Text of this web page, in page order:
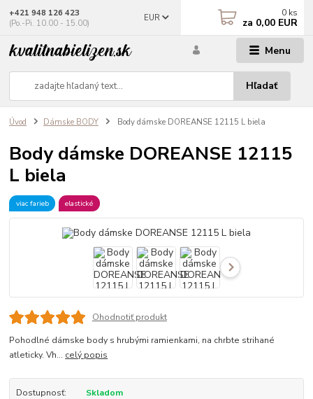
Menu
EUR
Hľadať
+421 948 126 423
(Po.-Pi. 10.00 - 15.00)
0 ks
za 0,00 EUR
Úvod Dámske BODY Body dámske DOREANSE 12115 L biela
Body dámske DOREANSE 12115
L biela
viac farieb elastické
Ohodnotiť produkt
Pohodlné dámske body s hrubými ramienkami, na chrbte strihané
atleticky. Vh... celý popis
Dostupnosť:
Skladom